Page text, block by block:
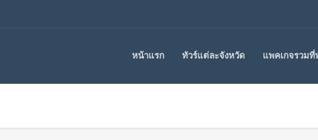
หน้าแรก ทัวร์แต่ละจังหวัด แพคเกจรวมที่